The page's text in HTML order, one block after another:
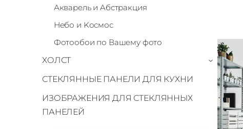
Акварель и Aбстракция
Небо и Kосмос
Фотообои по Вашему фото
ХОЛСТ ›
СТЕКЛЯННЫЕ ПАНЕЛИ ДЛЯ КУХНИ
ИЗОБРАЖЕНИЯ ДЛЯ СТЕКЛЯННЫХ
ПАНЕЛЕЙ